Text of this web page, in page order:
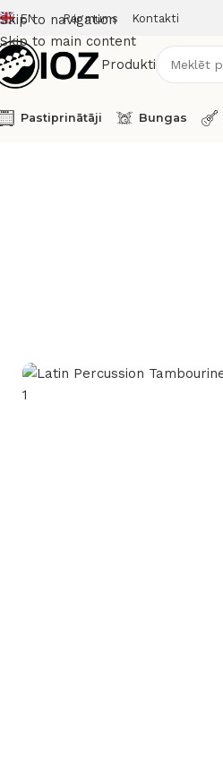
Skip to navigation
Skip to main content
EN Par mums Kontakti
Produkti
Pastiprinātāji Bungas